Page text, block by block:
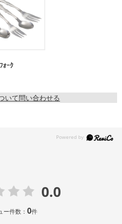
ｫｰｸ
いて問い合わせる
0.0
ー件数：0件